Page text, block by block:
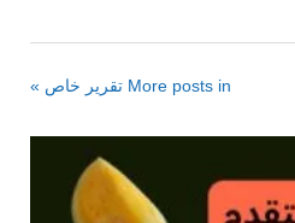
More posts in تقرير خاص »